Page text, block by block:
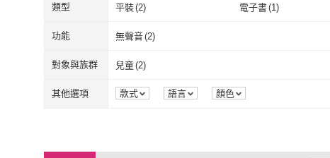
大家(1) momoBOOK
NORTH BAYOU EVERSUN 愛威森
大家(1
類型 平裝(2) 電子書(1)
平裝(2
功能 無聲音(2)
無聲音
對象與族群 兒童(2)
兒童
其他選項 款式 語言 顏色